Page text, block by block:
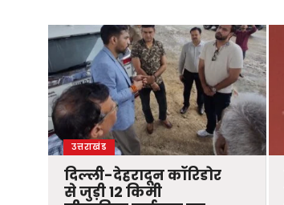
उत्तराखंड
दिल्ली-देहरादून कॉरिडोर
से जुड़ी 12 किमी